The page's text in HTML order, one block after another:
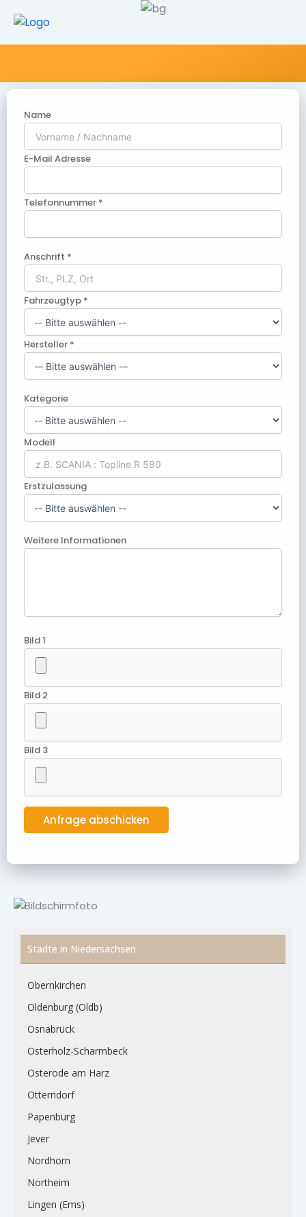
Name
E-Mail Adresse
Telefonnummer *
Anschrift *
Fahrzeugtyp *
Hersteller *
Kategorie
Modell
Erstzulassung
Weitere Informationen
Bild 1
Bild 2
Bild 3
Städte in Niedersachsen
Obernkirchen
Oldenburg (Oldb)
Osnabrück
Osterholz-Scharmbeck
Osterode am Harz
Otterndorf
Papenburg
Jever
Nordhorn
Northeim
Lingen (Ems)